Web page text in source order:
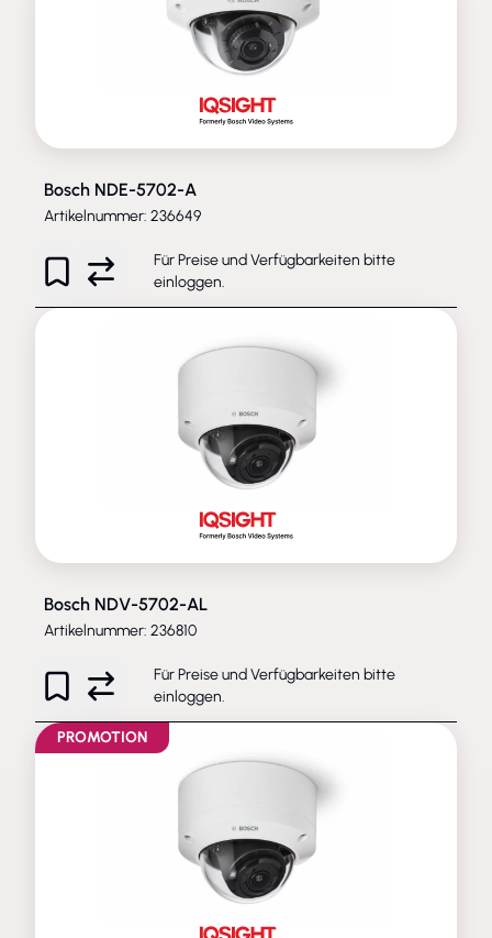
Bosch NDE-5702-A
Artikelnummer: 236649
Für Preise und Verfügbarkeiten bitte
einloggen.
Bosch NDV-5702-AL
Artikelnummer: 236810
Für Preise und Verfügbarkeiten bitte
einloggen.
PROMOTION